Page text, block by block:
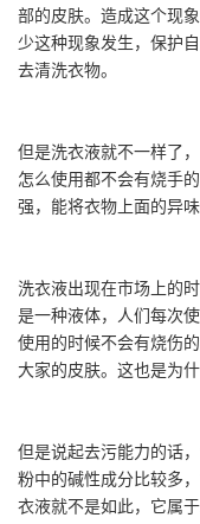
部的皮肤。造成这个现
少这种现象发生，保护
去清洗衣物。
但是洗衣液就不一样了
怎么使用都不会有烧手
强，能将衣物上面的异味
洗衣液出现在市场上的
是一种液体，人们每次
使用的时候不会有烧伤
大家的皮肤。这也是为
但是说起去污能力的话
粉中的碱性成分比较多
衣液就不是如此，它属